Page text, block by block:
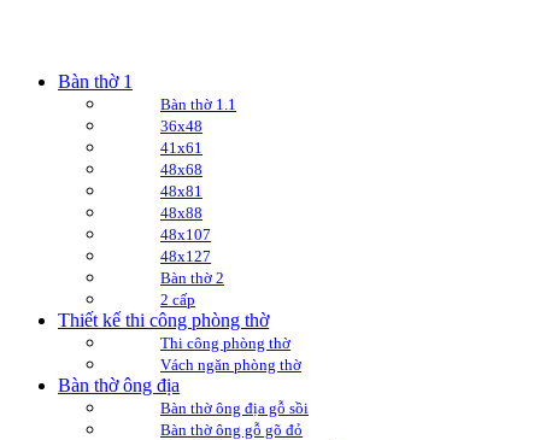
Bàn thờ 1
Bàn thờ 1.1
36x48
41x61
48x68
48x81
48x88
48x107
48x127
Bàn thờ 2
2 cấp
Thiết kế thi công phòng thờ
Thi công phòng thờ
Vách ngăn phòng thờ
Bàn thờ ông địa
Bàn thờ ông địa gỗ sồi
Bàn thờ ông gỗ gõ đỏ